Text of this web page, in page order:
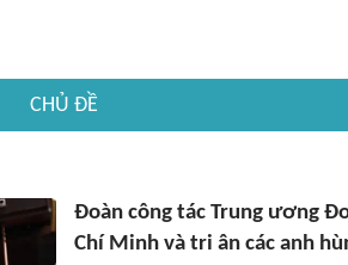
CHỦ ĐỀ
Đoàn công tác Trung ương
Chí Minh và tri ân các anh